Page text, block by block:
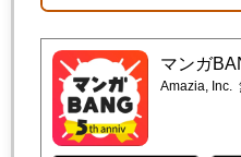
マンガ
Amazia, Inc.